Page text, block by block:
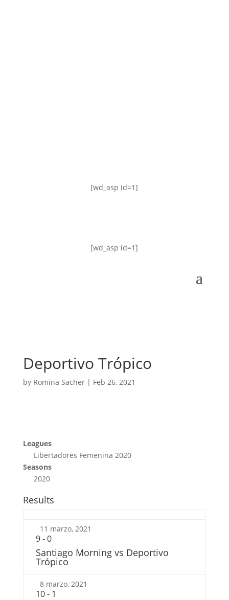
[wd_asp id=1]
[wd_asp id=1]
Deportivo Trópico
by Romina Sacher| Feb 26, 2021
Leagues
Libertadores Femenina 2020
Seasons
2020
Results
11 marzo, 2021
9-0
Santiago Morning vs Deportivo
Trópico
8 marzo, 2021
10- 1